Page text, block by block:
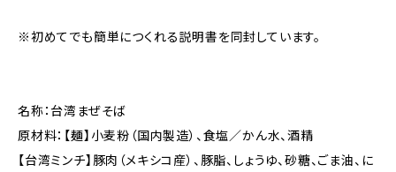
※初めてでも簡単につくれる説明書を同封しています。
名称：台湾まぜそば
原材料：【麺】小麦粉（国内製造）、食塩／かん水、酒精
【台湾ミンチ】豚肉（メキシコ産）、豚脂、しょうゆ、砂糖、ごま油、に